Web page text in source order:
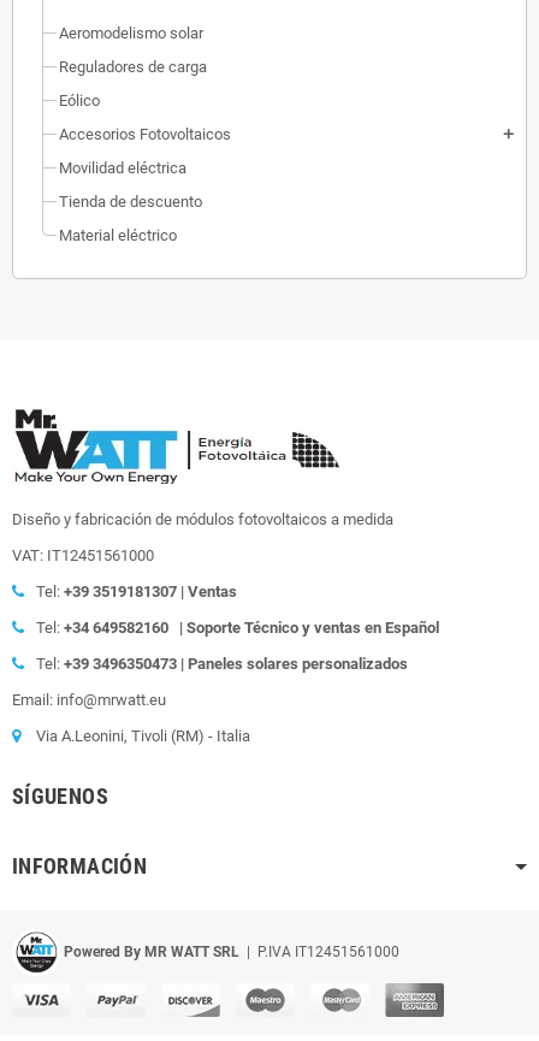
Aeromodelismo solar
Reguladores de carga
Eólico
Accesorios Fotovoltaicos
add
Movilidad eléctrica
Tienda de descuento
Material eléctrico
Diseño y fabricación de módulos fotovoltaicos a medida
VAT: IT12451561000
Tel: +39 3519181307 | Ventas
Tel: +34 649582160 | Soporte Técnico y ventas en Español
Tel: +39 3496350473 | Paneles solares personalizados
Email: info@mrwatt.eu
Via A.Leonini, Tivoli (RM) - Italia
SÍGUENOS
INFORMACIÓN
Powered By MR WATT SRL | P.IVA IT12451561000